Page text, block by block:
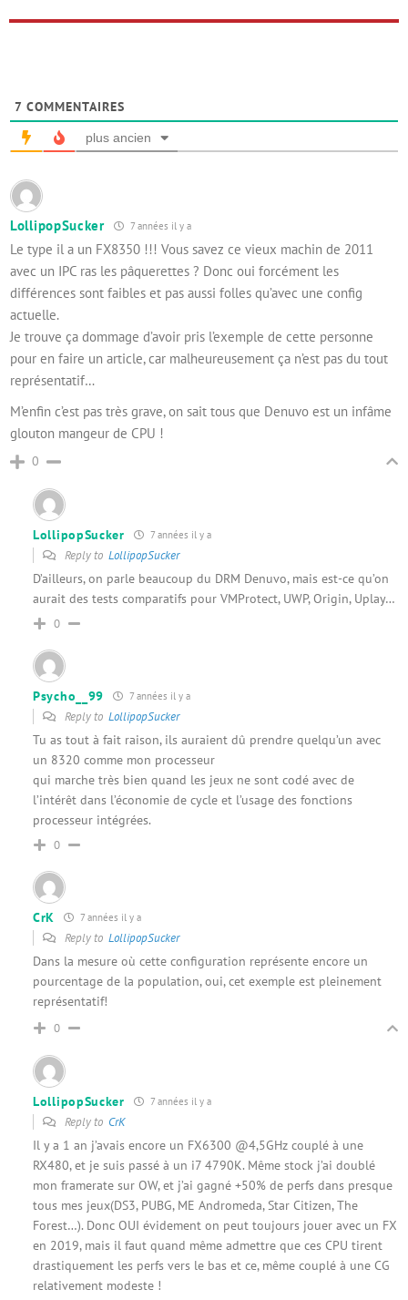
7 COMMENTAIRES
plus ancien
LollipopSucker 7 années il y a
Le type il a un FX8350 !!! Vous savez ce vieux machin de 2011
avec un IPC ras les pâquerettes ? Donc oui forcément les
différences sont faibles et pas aussi folles qu’avec une config
actuelle.
Je trouve ça dommage d’avoir pris l’exemple de cette personne
pour en faire un article, car malheureusement ça n’est pas du tout
représentatif…
M’enfin c’est pas très grave, on sait tous que Denuvo est un infâme
glouton mangeur de CPU !
0
LollipopSucker 7 années il y a
Reply to LollipopSucker
D’ailleurs, on parle beaucoup du DRM Denuvo, mais est-ce qu’on
aurait des tests comparatifs pour VMProtect, UWP, Origin, Uplay…
0
Psycho__99 7 années il y a
Reply to LollipopSucker
Tu as tout à fait raison, ils auraient dû prendre quelqu’un avec
un 8320 comme mon processeur
qui marche très bien quand les jeux ne sont codé avec de
l’intérêt dans l’économie de cycle et l’usage des fonctions
processeur intégrées.
0
CrK 7 années il y a
Reply to LollipopSucker
Dans la mesure où cette configuration représente encore un
pourcentage de la population, oui, cet exemple est pleinement
représentatif!
0
LollipopSucker 7 années il y a
Reply to CrK
Il y a 1 an j’avais encore un FX6300 @4,5GHz couplé à une
RX480, et je suis passé à un i7 4790K. Même stock j’ai doublé
mon framerate sur OW, et j’ai gagné +50% de perfs dans presque
tous mes jeux(DS3, PUBG, ME Andromeda, Star Citizen, The
Forest…). Donc OUI évidement on peut toujours jouer avec un FX
en 2019, mais il faut quand même admettre que ces CPU tirent
drastiquement les perfs vers le bas et ce, même couplé à une CG
relativement modeste !